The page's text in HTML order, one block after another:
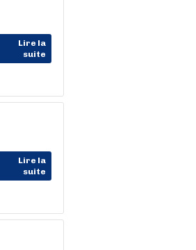
Lire la
suite
Lire la
suite